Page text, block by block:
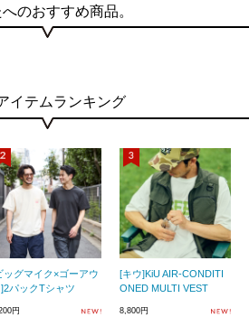
のおすすめ商品。
イテムランキング
ッグマイク×ゴーアウ
]2パックTシャツ
円
[キウ]KiU AIR-CONDITI
ONED MULTI VEST
8,800円